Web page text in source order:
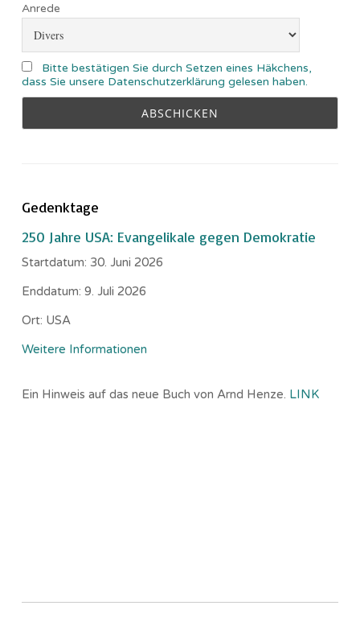
Anrede
Bitte bestätigen Sie durch Setzen eines Häkchens,
dass Sie unsere Datenschutzerklärung gelesen haben.
Gedenktage
250 Jahre USA: Evangelikale gegen Demokratie
Startdatum: 30. Juni 2026
Enddatum: 9. Juli 2026
Ort: USA
Weitere Informationen
Ein Hinweis auf das neue Buch von Arnd Henze. LINK